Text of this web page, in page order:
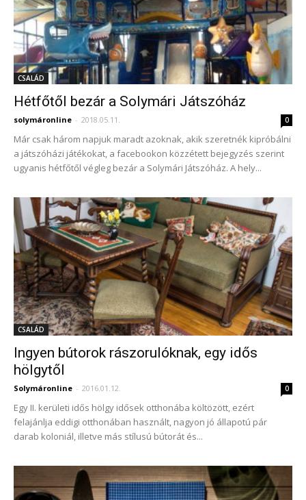
CSALÁD
Hétfőtől bezár a Solymári Játszóház
solymáronline - 2018.05.11. 0
Már csak három napjuk maradt azoknak, akik szeretnék kipróbálni
a játszóházi játékokat, a facebookon közzétett bejegyzés szerint
ugyanis hétfőtől végleg bezár a Solymári Játszóház. A hely...
CSALÁD
Ingyen bútorok rászorulóknak, egy idős
hölgytől
Solymáronline - 2016.01.12. 0
Egy II. kerületi idős hölgy idősek otthonába költözött, ezért
felajánlja eddigi otthonában használt, nagyon jó állapotú pár
darab koloniál, illetve más stílusú bútorát és...